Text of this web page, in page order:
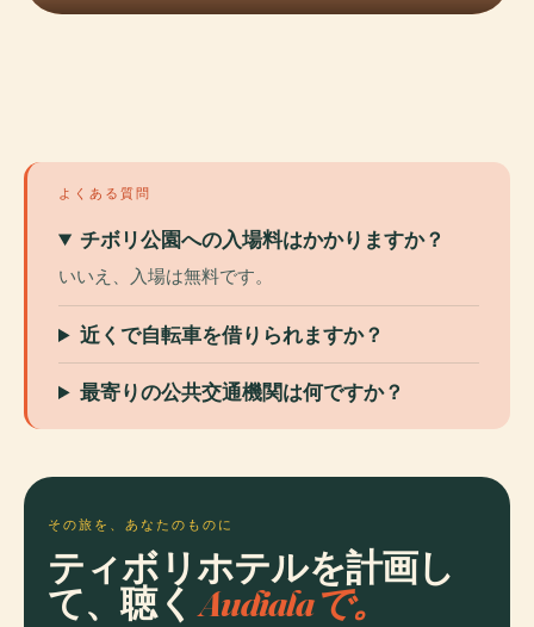
よくある質問
チボリ公園への入場料はかかりますか？
いいえ、入場は無料です。
近くで自転車を借りられますか？
最寄りの公共交通機関は何ですか？
その旅を、あなたのものに
ティボリホテルを計画し
て、聴くAudialaで。